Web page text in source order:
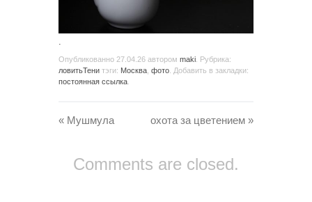
Опубликованно 27.04.26 автором maki . Рубрика:
ловитьТени тэги: Москва фото . Добавить в закладки:
постоянная ссылка
« Мушмула охота за цветением »
Comments are closed.